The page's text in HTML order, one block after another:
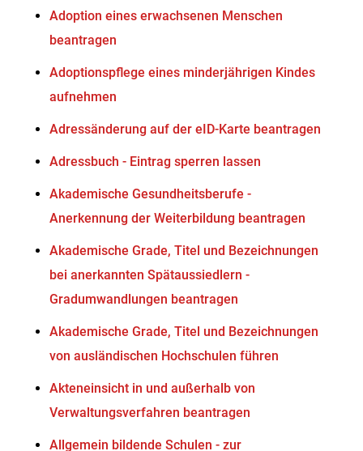
Adoption eines erwachsenen Menschen
beantragen
Adoptionspflege eines minderjährigen Kindes
aufnehmen
Adressänderung auf der eID-Karte beantragen
Adressbuch - Eintrag sperren lassen
Akademische Gesundheitsberufe -
Anerkennung der Weiterbildung beantragen
Akademische Grade, Titel und Bezeichnungen
bei anerkannten Spätaussiedlern -
Gradumwandlungen beantragen
Akademische Grade, Titel und Bezeichnungen
von ausländischen Hochschulen führen
Akteneinsicht in und außerhalb von
Verwaltungsverfahren beantragen
Allgemein bildende Schulen - zur